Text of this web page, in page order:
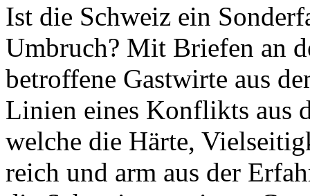
Ist die Schweiz ein
Umbruch? Mit Briefen an
betroffene Gastwirte aus
Linien eines Konflikts aus
welche die Härte,
reich und arm aus der